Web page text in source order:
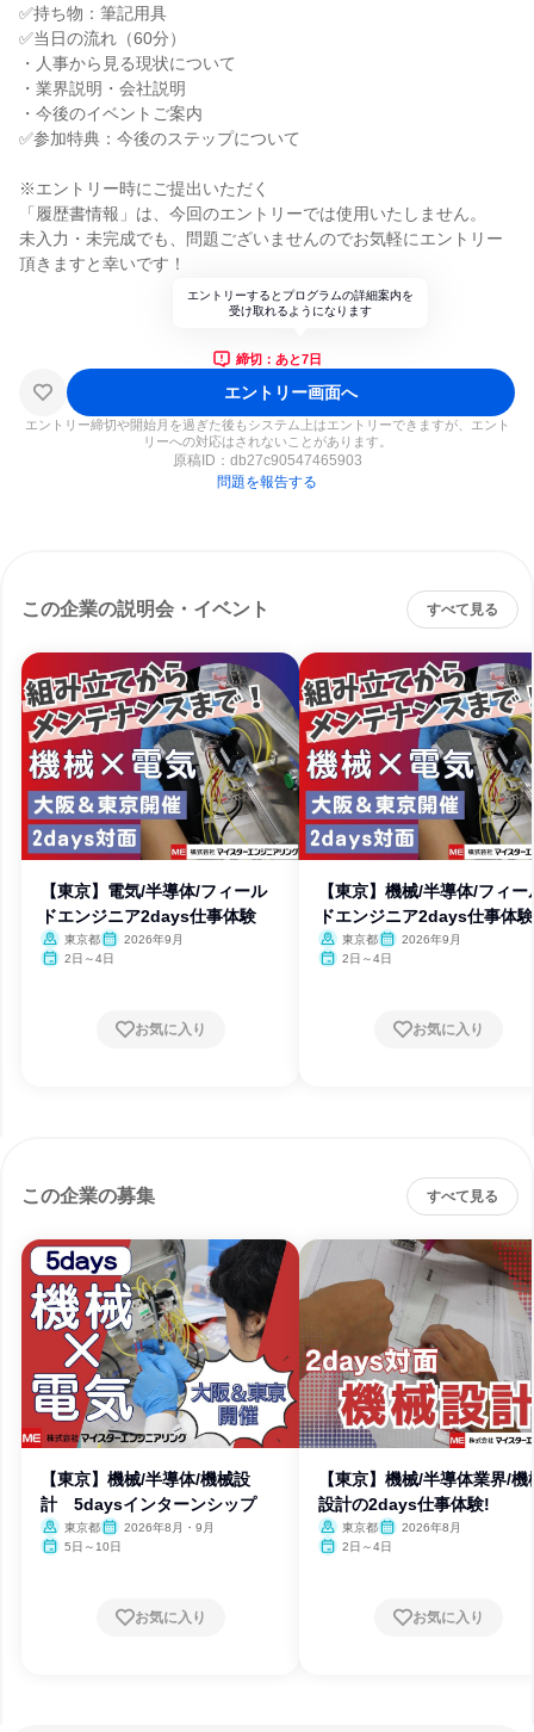
✅持ち物：筆記用具
✅当日の流れ（60分）
・人事から見る現状について
・業界説明・会社説明
・今後のイベントご案内
✅参加特典：今後のステップについて
※エントリー時にご提出いただく
「履歴書情報」は、今回のエントリーでは使用いたしません。
未入力・未完成でも、問題ございませんのでお気軽にエントリー
頂きますと幸いです！
エントリーするとプログラムの詳細案内を
受け取れるようになります
締切：あと7日
エントリー画面へ
エントリー締切や開始月を過ぎた後もシステム上はエントリーできますが、エント
リーへの対応はされないことがあります。
原稿ID： db27c90547465903
問題を報告する
この企業の説明会・イベント すべて見る
【東京】電気/半導体/フィール
ドエンジニア2days仕事体験
東京都
2026年9月
2日～4日
お気に入り
【東京】機械/半導体/フィー
ドエンジニア2days仕事体験
東京都
2026年9月
2日～4日
お気に入り
この企業の募集 すべて見る
【東京】機械/半導体/機械設
計 5daysインターンシップ
東京都
2026年8月・9月
5日～10日
お気に入り
【東京】機械/半導体業界/機
設計の2days仕事体験!
東京都
2026年8月
2日～4日
お気に入り